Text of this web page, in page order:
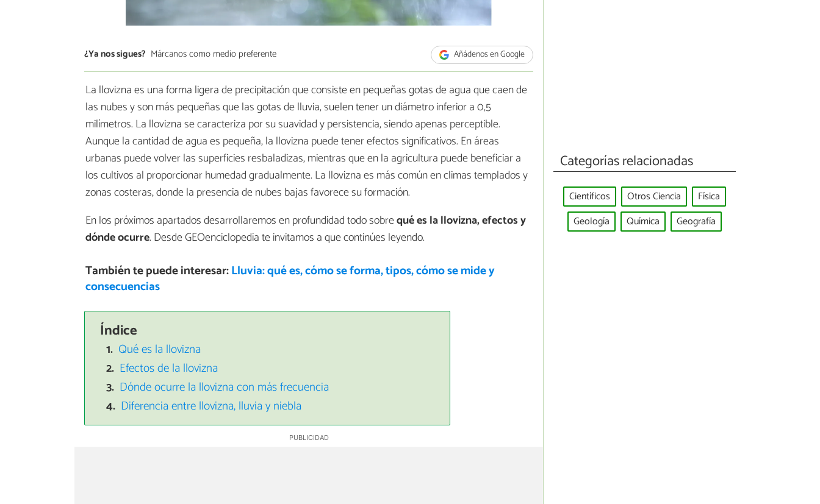
¿Ya nos sigues? Márcanos como medio preferente Añádenos en Google
La llovizna es una forma ligera de precipitación que consiste en pequeñas gotas de agua que caen de
las nubes y son más pequeñas que las gotas de lluvia, suelen tener un diámetro inferior a 0,5
milímetros. La llovizna se caracteriza por su suavidad y persistencia, siendo apenas perceptible.
Aunque la cantidad de agua es pequeña, la llovizna puede tener efectos significativos. En áreas
urbanas puede volver las superficies resbaladizas, mientras que en la agricultura puede beneficiar a
los cultivos al proporcionar humedad gradualmente. La llovizna es más común en climas templados y
zonas costeras, donde la presencia de nubes bajas favorece su formación.
En los próximos apartados desarrollaremos en profundidad todo sobrequé es la llovizna, efectos y
dónde ocurre. Desde GEOenciclopedia te invitamos a que continúes leyendo.
También te puede interesar:Lluvia: qué es, cómo se forma, tipos, cómo se mide y
consecuencias
Índice
Qué es la llovizna
Efectos de la llovizna
Dónde ocurre la llovizna con más frecuencia
Diferencia entre llovizna, lluvia y niebla
Categorías relacionadas
Científicos Otros Ciencia
Física
Geología
Química Geografía